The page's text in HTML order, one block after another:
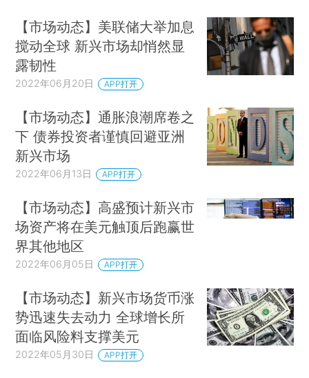
【市场动态】美联储大举加息
搅动全球 新兴市场却悄然显
露韧性
2022年06月20日 APP打开
【市场动态】通胀浪潮席卷之
下 债券投资者谨慎回避亚洲
新兴市场
2022年06月13日 APP打开
【市场动态】高盛预计新兴市
场资产将在美元触顶后跑赢世
界其他地区
2022年06月05日 APP打开
【市场动态】新兴市场货币涨
势迅速失去动力 全球增长所
面临风险料支撑美元
2022年05月30日 APP打开